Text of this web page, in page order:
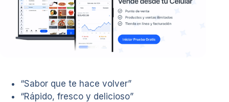
“Sabor que te hace volver”
“Rápido, fresco y delicioso”